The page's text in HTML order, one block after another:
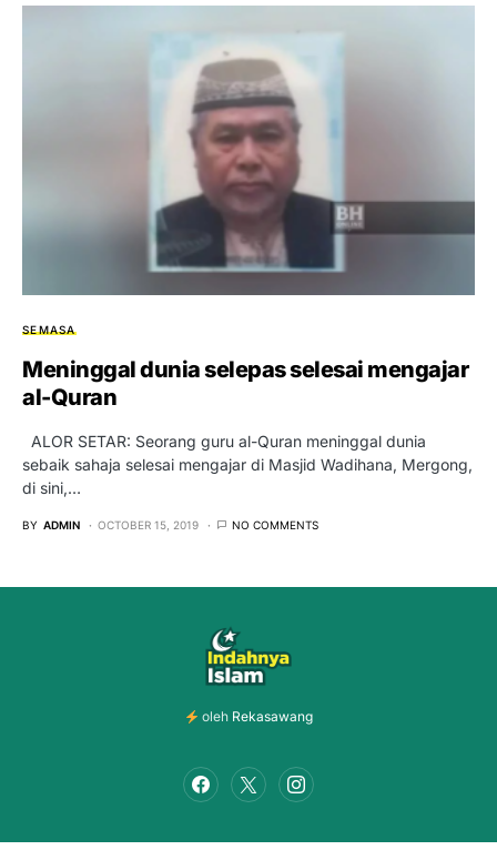
SEMASA
Meninggal dunia selepas selesai mengajar
al-Quran
ALOR SETAR: Seorang guru al-Quran meninggal dunia
sebaik sahaja selesai mengajar di Masjid Wadihana, Mergong,
di sini,…
BY ADMIN OCTOBER 15, 2019 NO COMMENTS
oleh Rekasawang